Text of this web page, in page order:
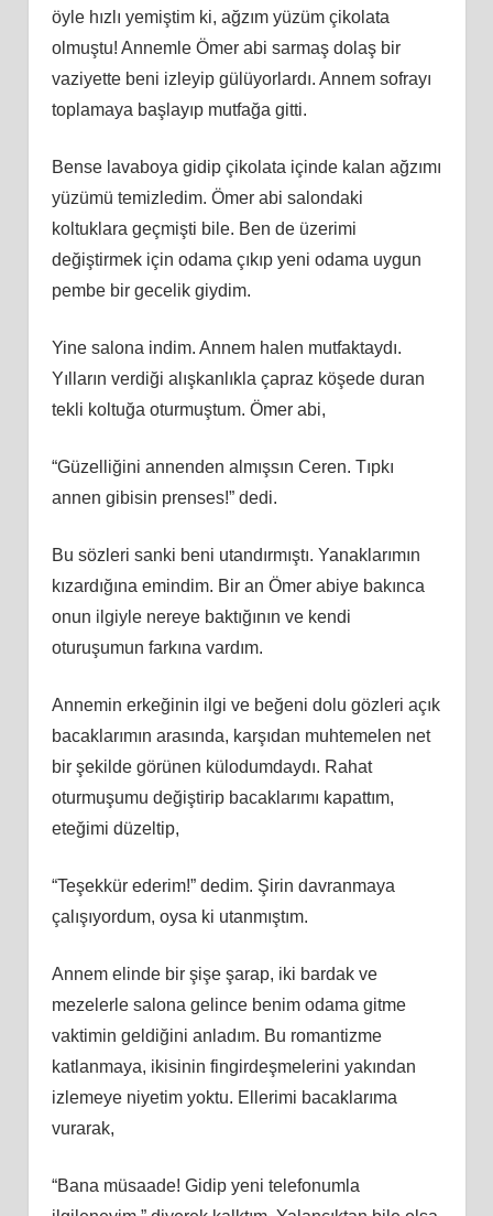
öyle hızlı yemiştim ki, ağzım yüzüm çikolata
olmuştu! Annemle Ömer abi sarmaş dolaş bir
vaziyette beni izleyip gülüyorlardı. Annem sofrayı
toplamaya başlayıp mutfağa gitti.
Bense lavaboya gidip çikolata içinde kalan ağzımı
yüzümü temizledim. Ömer abi salondaki
koltuklara geçmişti bile. Ben de üzerimi
değiştirmek için odama çıkıp yeni odama uygun
pembe bir gecelik giydim.
Yine salona indim. Annem halen mutfaktaydı.
Yılların verdiği alışkanlıkla çapraz köşede duran
tekli koltuğa oturmuştum. Ömer abi,
“Güzelliğini annenden almışsın Ceren. Tıpkı
annen gibisin prenses!” dedi.
Bu sözleri sanki beni utandırmıştı. Yanaklarımın
kızardığına emindim. Bir an Ömer abiye bakınca
onun ilgiyle nereye baktığının ve kendi
oturuşumun farkına vardım.
Annemin erkeğinin ilgi ve beğeni dolu gözleri açık
bacaklarımın arasında, karşıdan muhtemelen net
bir şekilde görünen külodumdaydı. Rahat
oturmuşumu değiştirip bacaklarımı kapattım,
eteğimi düzeltip,
“Teşekkür ederim!” dedim. Şirin davranmaya
çalışıyordum, oysa ki utanmıştım.
Annem elinde bir şişe şarap, iki bardak ve
mezelerle salona gelince benim odama gitme
vaktimin geldiğini anladım. Bu romantizme
katlanmaya, ikisinin fingirdeşmelerini yakından
izlemeye niyetim yoktu. Ellerimi bacaklarıma
vurarak,
“Bana müsaade! Gidip yeni telefonumla